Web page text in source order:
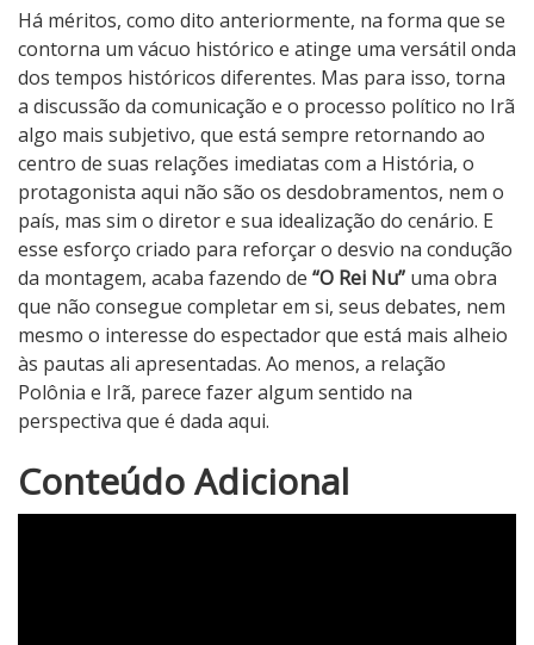
Há méritos, como dito anteriormente, na forma que se
contorna um vácuo histórico e atinge uma versátil onda
dos tempos históricos diferentes. Mas para isso, torna
a discussão da comunicação e o processo político no Irã
algo mais subjetivo, que está sempre retornando ao
centro de suas relações imediatas com a História, o
protagonista aqui não são os desdobramentos, nem o
país, mas sim o diretor e sua idealização do cenário. E
esse esforço criado para reforçar o desvio na condução
da montagem, acaba fazendo de “O Rei Nu” uma obra
que não consegue completar em si, seus debates, nem
mesmo o interesse do espectador que está mais alheio
às pautas ali apresentadas. Ao menos, a relação
Polônia e Irã, parece fazer algum sentido na
perspectiva que é dada aqui.
N
o
Conteúdo Adicional